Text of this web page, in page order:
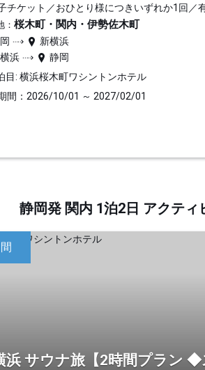
チケット／おひとり様につきいずれか1回／
： 桜木町・関内・伊勢佐木町
新横浜
浜
静岡
目: 横浜桜木町ワシントンホテル
間：2026/10/01 ～ 2027/02/01
静岡発 関内 1泊2日 アクテ
浜 サウナ旅【2時間プラン